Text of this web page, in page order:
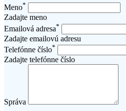
Meno*
Zadajte meno
Emailová adresa*
Zadajte emailovú adresu
Telefónne číslo*
Zadajte telefónne číslo
Správa